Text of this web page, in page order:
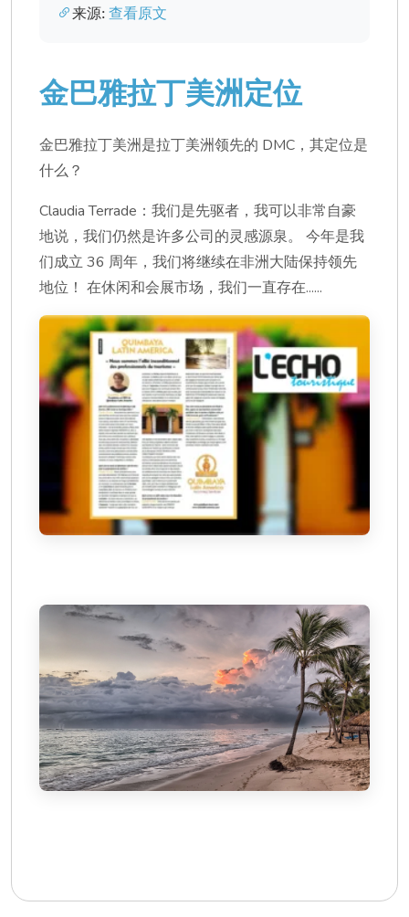
来源: 查看原文
金巴雅拉丁美洲定位
金巴雅拉丁美洲是拉丁美洲领先的 DMC，其定位是
什么？
Claudia Terrade：我们是先驱者，我可以非常自豪
地说，我们仍然是许多公司的灵感源泉。 今年是我
们成立 36 周年，我们将继续在非洲大陆保持领先
地位！ 在休闲和会展市场，我们一直存在......